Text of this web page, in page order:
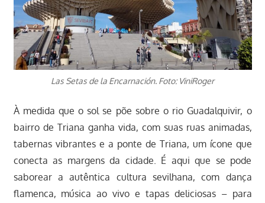
Las Setas de la Encarnación. Foto: ViniRoger
À medida que o sol se põe sobre o rio Guadalquivir, o
bairro de Triana ganha vida, com suas ruas animadas,
tabernas vibrantes e a ponte de Triana, um ícone que
conecta as margens da cidade. É aqui que se pode
saborear a autêntica cultura sevilhana, com dança
flamenca, música ao vivo e tapas deliciosas – para